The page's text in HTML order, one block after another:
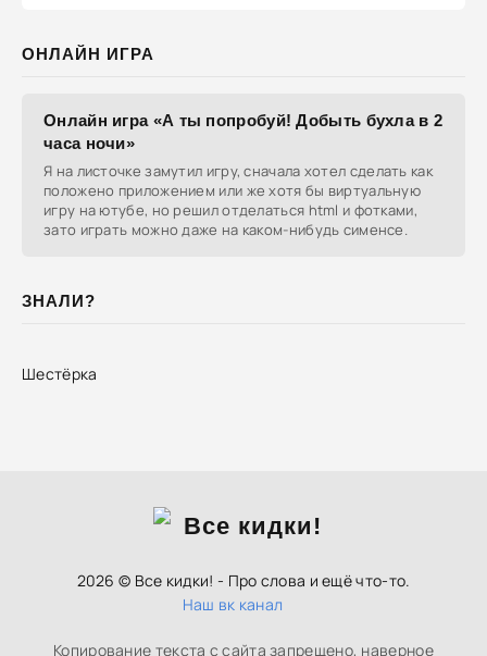
ОНЛАЙН ИГРА
Онлайн игра «А ты попробуй! Добыть бухла в 2
часа ночи»
Я на листочке замутил игру, сначала хотел сделать как
положено приложением или же хотя бы виртуальную
игру на ютубе, но решил отделаться html и фотками,
зато играть можно даже на каком-нибудь сименсе.
ЗНАЛИ?
Шестёрка
2026 © Все кидки! - Про слова и ещё что-то.
Наш вк канал
Копирование текста с сайта запрещено, наверное